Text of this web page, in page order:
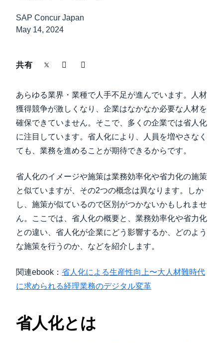
España (Español)
Norway (English)
出張・経費管理トレンド
導入事例
サステナビリティ
働きかた改革
自治体・公共機関・教育機関等
SAP Concur Japan
May 14, 2024
共有
あらゆる業界・業種で人手不足が進んでいます。人材
獲得競争が激しくなり、企業はなかなか必要な人材を
確保できていません。そこで、多くの企業では省人化
に注目しています。省人化により、人員を増やさなく
ても、業務を進めることが期待できるからです。
省人化のイメージや施策は業務効率化や省力化の施策
と似ていますが、その2つの概念は異なります。しか
し、施策が似ているので区別がつかないかもしれませ
ん。ここでは、省人化の概要と、業務効率化や省力化
との違い、省人化が企業にどう影響するか、どのよう
な施策を行うのか、などを紹介します。
関連ebook： 省人化による生産性向上〜大人材難時代
に求められる経理業務のデジタル変革
省人化とは